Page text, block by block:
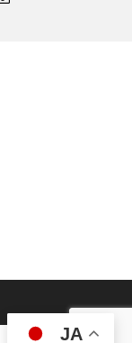
JA